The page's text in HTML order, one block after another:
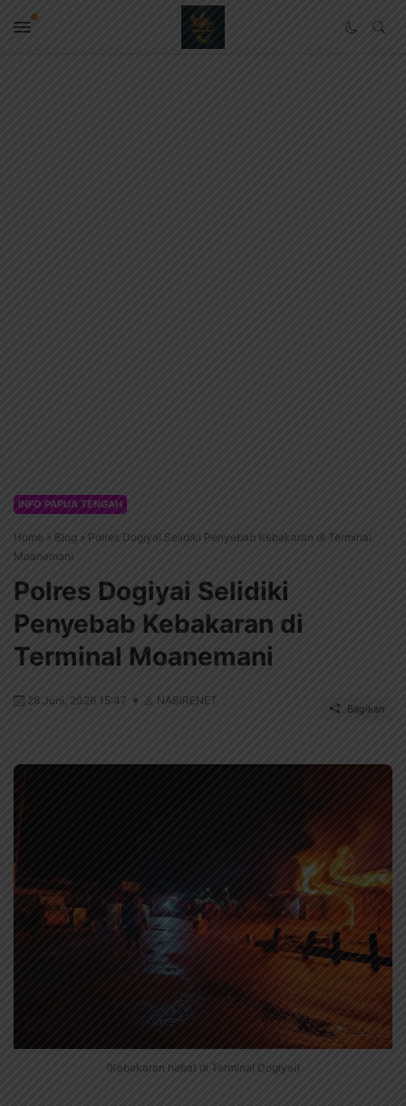
INFO PAPUA TENGAH
Home » Blog » Polres Dogiyai Selidiki Penyebab Kebakaran di Terminal
Moanemani
Polres Dogiyai Selidiki
Penyebab Kebakaran di
Terminal Moanemani
28 Juni, 2026 15:47 NABIRENET
Bagikan
(Kebakaran hebat di Terminal Dogiyai)